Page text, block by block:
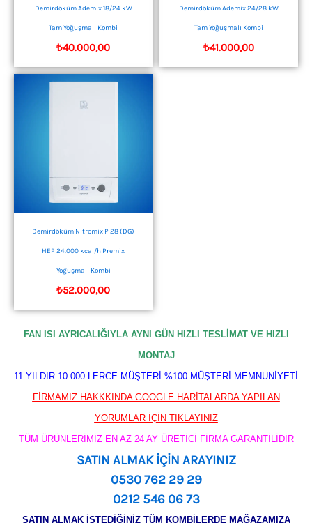
Demirdöküm Ademix 18/24 kW
Tam Yoğuşmalı Kombi
₺40.000,00
Demirdöküm Ademix 24/28 kW
Tam Yoğuşmalı Kombi
₺41.000,00
Demirdöküm Nitromix P 28 (DG)
HEP 24.000 kcal/h Premix
Yoğuşmalı Kombi
₺52.000,00
FAN ISI AYRICALIĞIYLA AYNI GÜN HIZLI TESLİMAT VE HIZLI
MONTAJ
11 YILDIR 10.000 LERCE MÜŞTERİ %100 MÜŞTERİ MEMNUNİYETİ
FİRMAMIZ HAKKKINDA GOOGLE HARİTALARDA YAPILAN
YORUMLAR İÇİN TIKLAYINIZ
TÜM ÜRÜNLERİMİZ EN AZ 24 AY ÜRETİCİ FİRMA GARANTİLİDİR
SATIN ALMAK İÇİN ARAYINIZ
0530 762 29 29
0212 546 06 73
SATIN ALMAK İSTEDİĞİNİZ TÜM KOMBİLERDE MAĞAZAMIZA